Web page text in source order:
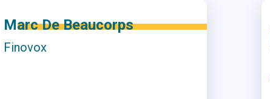
Hugo Arnoult
Konect